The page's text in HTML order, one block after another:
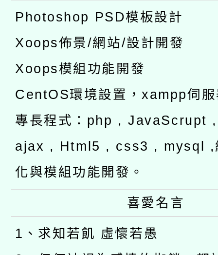
Photoshop PSD模板設計
Xoops佈景/網站/設計開發
Xoops模組功能開發
CentOS環境設置，xampp伺
專長程式：php , JavaScrupt
ajax , Html5 , css3 , mysql ,
化與模組功能開發。
喜愛名言
1、求知若飢 虛懷若愚